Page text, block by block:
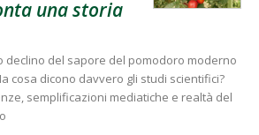
una storia
declino del sapore del pomodoro moderno
cosa dicono davvero gli studi scientifici?
semplificazioni mediatiche e realtà del